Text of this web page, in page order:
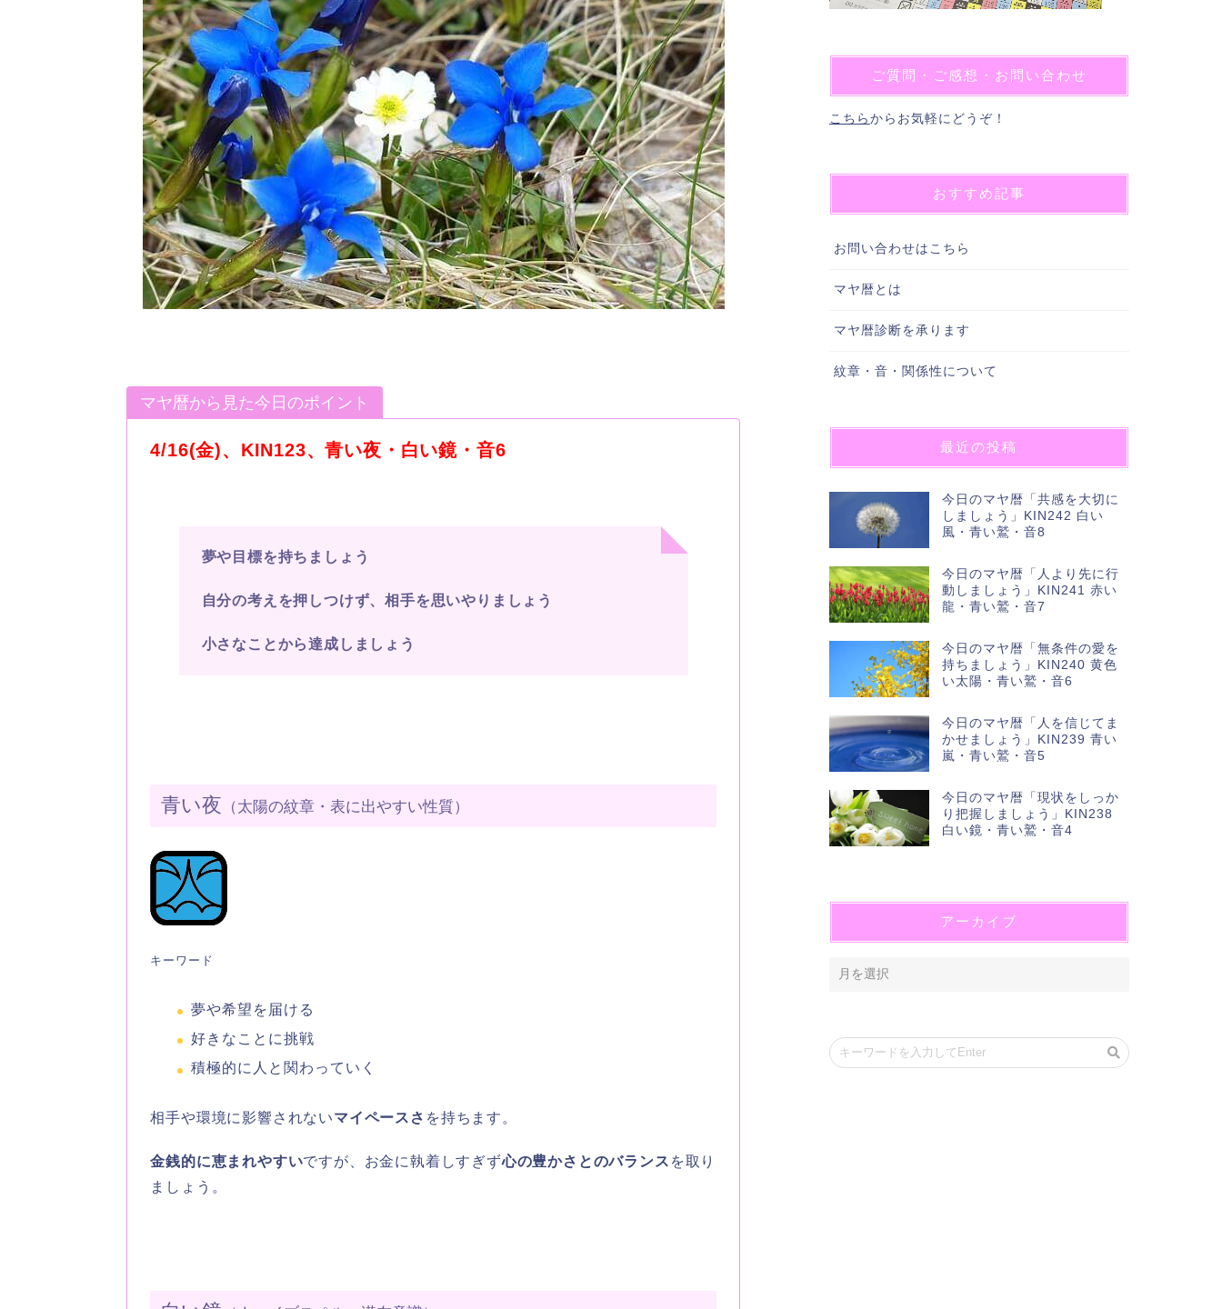
マヤ暦から見た今日のポイント
4/16(金)、KIN123、青い夜・白い鏡・音6
夢や目標を持ちましょう
自分の考えを押しつけず、相手を思いやりましょう
小さなことから達成しましょう
青い夜 （太陽の紋章・表に出やすい性質）
キーワード
夢や希望を届ける
好きなことに挑戦
積極的に人と関わっていく
相手や環境に影響されないマイペースさ を持ちます。
金銭的に恵まれやすいですが、お金に執着しすぎず心の豊かさとのバランス を取り
ましょう。
ご質問・ご感想・お問い合わせ
こちら からお気軽にどうぞ！
おすすめ記事
お問い合わせはこちら
マヤ暦とは
マヤ暦診断を承ります
紋章・音・関係性について
最近の投稿
今日のマヤ暦「共感を大切に
しましょう」KIN242 白い
風・青い鷲・音8
今日のマヤ暦「人より先に行
動しましょう」KIN241 赤い
龍・青い鷲・音7
今日のマヤ暦「無条件の愛を
持ちましょう」KIN240 黄色
い太陽・青い鷲・音6
今日のマヤ暦「人を信じてま
かせましょう」KIN239 青い
嵐・青い鷲・音5
今日のマヤ暦「現状をしっか
り把握しましょう」KIN238
白い鏡・青い鷲・音4
アーカイブ